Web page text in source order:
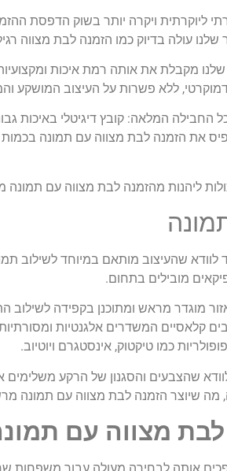
ויקרה יותר בשוק הדפסת
בדיוק כמו הזמנה לבת מצווה רגילה ללא
מקבלת את אותה רמת איכות
ללא פשרות על העיצוב המושקע
את הזמנה לבת מצווה עם תמונה
ליהנות מהזמנה לבת מצווה עם
שהעיצוב מותאם במיוחד לשילוב
מובילים בתחום.
מוגדר מראש ומתוכנן בקפידה לשילוב
קלאסיים המשדרים אלגנטיות
כמו טיקטוק, אינסטגרם ויוטיוב.
שהצבעים והסגנון של הרקע
מה שיוצר הזמנה לבת מצווה עם תמונה